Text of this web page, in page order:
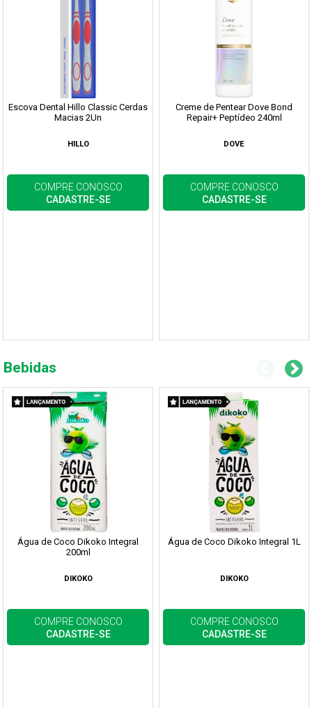
Escova Dental Hillo Classic Cerdas
Macias 2Un
HILLO
COMPRE CONOSCO
CADASTRE-SE
Creme de Pentear Dove Bond
Repair+ Peptídeo 240ml
DOVE
COMPRE CONOSCO
CADASTRE-SE
Bebidas
Água de Coco Dikoko Integral
200ml
DIKOKO
COMPRE CONOSCO
CADASTRE-SE
Água de Coco Dikoko Integral 1L
DIKOKO
COMPRE CONOSCO
CADASTRE-SE